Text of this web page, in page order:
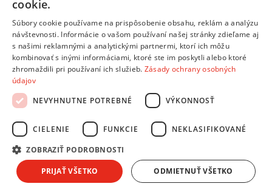
Kúpil by si si tento produkt znova? Alebo by si zvažoval iný?
Na čo je potrebné pri kúpe myslieť?
Pre akého zákazníka je tento produkt vhodný?
Odoslať hodnotenie
Ďakujeme, tvoje hodnotenie bolo odoslané.
Informácie a kontakty
Informácie a kontakty
cookie.
Súbory cookie používame na prispôsobenie obsahu, reklám a analýzu
návštevnosti. Informácie o vašom používaní našej stránky zdieľame aj
s našimi reklamnými a analytickými partnermi, ktorí ich môžu
kombinovať s inými informáciami, ktoré ste im poskytli alebo ktoré
zhromaždili pri používaní ich služieb. Zásady ochrany osobných
údajov
NEVYHNUTNE POTREBNÉ
VÝKONNOSŤ
CIELENIE FUNKCIE NEKLASIFIKOVANÉ
ZOBRAZIŤ PODROBNOSTI
PRIJAŤ VŠETKO ODMIETNUŤ VŠETKO